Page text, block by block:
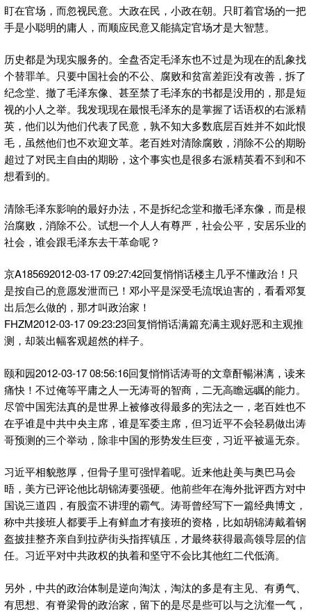
盯在官场，而忽视民意。大政在民，小政在朝。只盯着官场的一把
手是小聪明的庸人，而顺应民意又能搞定官场才是大智慧。
历史都是为现实服务的。全盘否定毛泽东也不过是为现在的乱象找
个替罪羊。只要中国社会的不公、腐败和贫富差距没有改善，拆了
纪念堂、撤了毛泽东像、甚至禁了毛泽东的书都是没用的，那是短
视的小人之举。我发现现在最恨毛泽东的是掌握了话语权的右派精
英，他们以为他们代表了民意，孰不知大多数底层百姓并不如此恨
毛，虽然他们也不欢迎文革。老百姓对清除腐败，消除不公的期盼
超过了对民主自由的期盼，这个事实也是很多右派精英看不到和不
想看到的。
清除毛泽东影响的最好办法，不是拆纪念堂和撤毛泽东像，而是根
治腐败，消除不公。试想一个人人有尊严，社会公平，安居乐业的
社会，谁会跟毛泽东去干革命呢？
京A185692012-03-17 09:27:42回复悄悄话楼主几乎不懂政治！只
是按自己的意愿发泄而已！邓小平是深受毛流氓迫害的，看看邓复
出后怎么做的，那才叫政治家！
FHZM2012-03-17 09:23:23回复悄悄话满篇充满主观好恶和主观推
测，却装出幅客观超然的样子。
颐和园2012-03-17 08:56:16回复悄悄话涛哥的文章酐暢淋漓，读来
痛快！不过俺等平庸之人一无涛哥的智商，二无高瞻远瞩的能力。
尽管中国宪法真的是世界上被修改得最多的宪法之一，老百姓也不
在乎谁是中共中央主席，谁是军委主席，但习近平不会轻易做出涛
哥预测的三个举动，除非中国的形势发生巨变，习近平被逼无奈。
习近平相貌憨厚，但骨子里可强悍着呢。近来他赴美与奥巴马会
晤，美方已评论他比胡锦涛要强硬。他前些年在海外批评西方对中
国说三道四，有股蛮不讲理的霸气。涛哥曾经写下一篇经典博文，
称中共接班人都要手上有鲜血才有接班的资格，比如胡锦涛戴着钢
盔披挂整齐亲自到拉萨街头指挥镇压，才最终获得最高领导层的信
任。习近平对中共政权的执着和坚守不会比其他红二代低滴。
另外，中共的政治体制是逆向淘汰，淘汰的多是有主见、有勇气、
有思想、有脊梁骨的政治家，留下的是尽是些可以与之沆瀣一气，